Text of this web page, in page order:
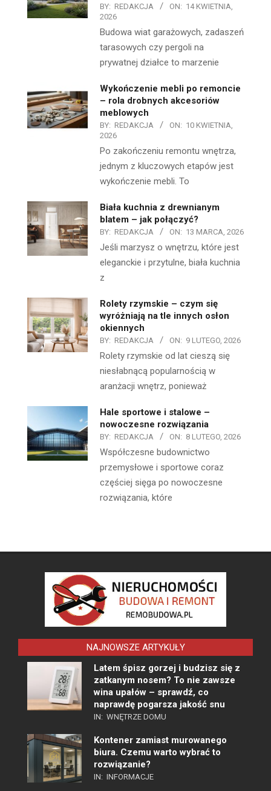
BY: REDAKCJA ON: 14 KWIETNIA,
2026
Budowa wiat garażowych, zadaszeń
tarasowych czy pergoli na
prywatnej działce to marzenie
Wykończenie mebli po remoncie
– rola drobnych akcesoriów
meblowych
BY: REDAKCJA ON: 10 KWIETNIA,
2026
Po zakończeniu remontu wnętrza,
jednym z kluczowych etapów jest
wykończenie mebli. To
Biała kuchnia z drewnianym
blatem – jak połączyć?
BY: REDAKCJA ON: 13 MARCA, 2026
Jeśli marzysz o wnętrzu, które jest
eleganckie i przytulne, biała kuchnia
z
Rolety rzymskie – czym się
wyróżniają na tle innych osłon
okiennych
BY: REDAKCJA ON: 9 LUTEGO, 2026
Rolety rzymskie od lat cieszą się
niesłabnącą popularnością w
aranżacji wnętrz, ponieważ
Hale sportowe i stalowe –
nowoczesne rozwiązania
BY: REDAKCJA ON: 8 LUTEGO, 2026
Współczesne budownictwo
przemysłowe i sportowe coraz
częściej sięga po nowoczesne
rozwiązania, które
NAJNOWSZE ARTYKUŁY
Latem śpisz gorzej i budzisz się z
zatkanym nosem? To nie zawsze
wina upałów – sprawdź, co
naprawdę pogarsza jakość snu
IN: WNĘTRZE DOMU
Kontener zamiast murowanego
biura. Czemu warto wybrać to
rozwiązanie?
IN: INFORMACJE